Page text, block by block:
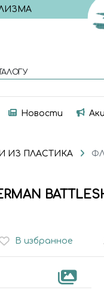
Новости
ИЗ ПЛАСТИКА
GERMAN
В избранное